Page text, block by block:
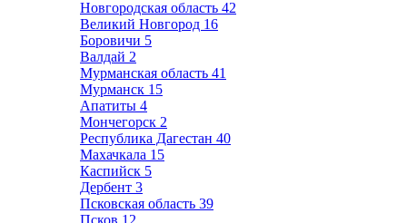
Новгородская область 42
Великий Новгород 16
Боровичи 5
Валдай 2
Мурманская область 41
Мурманск 15
Апатиты 4
Мончегорск 2
Республика Дагестан 40
Махачкала 15
Каспийск 5
Дербент 3
Псковская область 39
Псков 12